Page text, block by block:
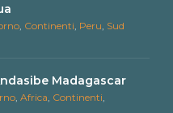
Continenti Peru Sud
Madagascar
,Africa Continenti